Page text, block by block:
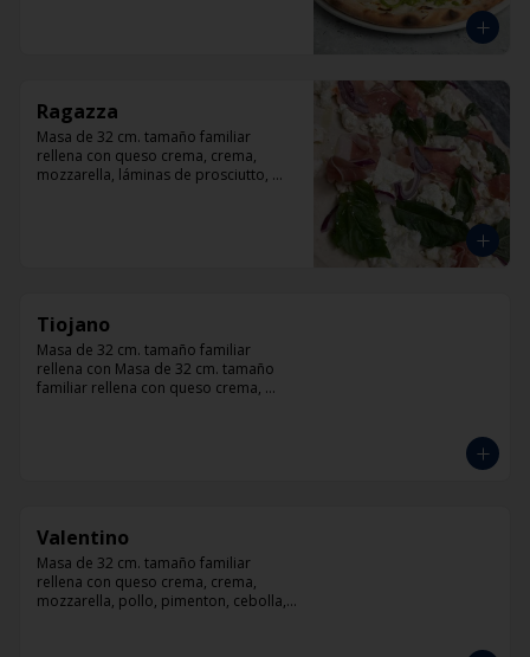
Ragazza
Masa de 32 cm. tamaño familiar
rellena con queso crema, crema,
mozzarella, láminas de prosciutto,
Tiojano
Masa de 32 cm. tamaño familiar
rellena con Masa de 32 cm. tamaño
familiar rellena con queso crema,
Valentino
Masa de 32 cm. tamaño familiar
rellena con queso crema, crema,
mozzarella, pollo, pimenton, cebolla,